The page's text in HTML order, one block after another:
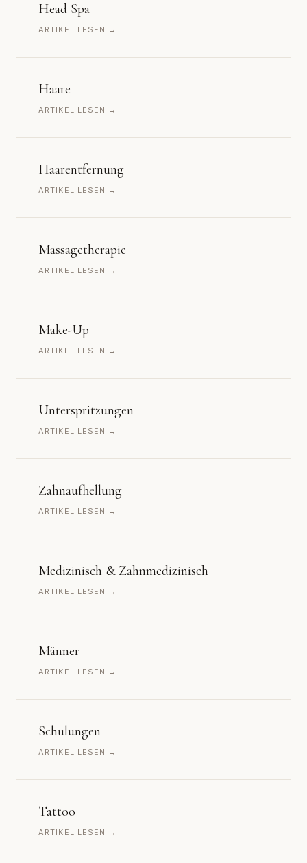
Head Spa
ARTIKEL LESEN →
Haare
ARTIKEL LESEN →
Haarentfernung
ARTIKEL LESEN →
Massagetherapie
ARTIKEL LESEN →
Make-Up
ARTIKEL LESEN →
Unterspritzungen
ARTIKEL LESEN →
Zahnaufhellung
ARTIKEL LESEN →
Medizinisch & Zahnmedizinisch
ARTIKEL LESEN →
Männer
ARTIKEL LESEN →
Schulungen
ARTIKEL LESEN →
Tattoo
ARTIKEL LESEN →